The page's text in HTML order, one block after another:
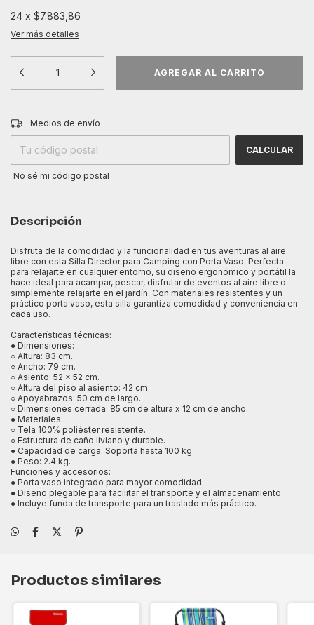
24 x $7.883,86
Ver más detalles
Entregas para el CP:
Medios de envío
CALCULAR
No sé mi código postal
Descripción
Disfruta de la comodidad y la funcionalidad en tus aventuras al aire
libre con esta Silla Director para Camping con Porta Vaso. Perfecta
para relajarte en cualquier entorno, su diseño ergonómico y portátil la
hace ideal para acampar, pescar, disfrutar de eventos al aire libre o
simplemente relajarte en el jardín. Con materiales resistentes y un
práctico porta vaso, esta silla garantiza comodidad y conveniencia en
cada uso.
Características técnicas:
● Dimensiones:
○ Altura: 83 cm.
○ Ancho: 79 cm.
○ Asiento: 52 x 52 cm.
○ Altura del piso al asiento: 42 cm.
○ Apoyabrazos: 50 cm de largo.
○ Dimensiones cerrada: 85 cm de altura x 12 cm de ancho.
● Materiales:
○ Tela 100% poliéster resistente.
○ Estructura de caño liviano y durable.
● Capacidad de carga: Soporta hasta 100 kg.
● Peso: 2.4 kg.
Funciones y accesorios:
● Porta vaso integrado para mayor comodidad.
● Diseño plegable para facilitar el transporte y el almacenamiento.
● Incluye funda de transporte para un traslado más práctico.
Productos similares